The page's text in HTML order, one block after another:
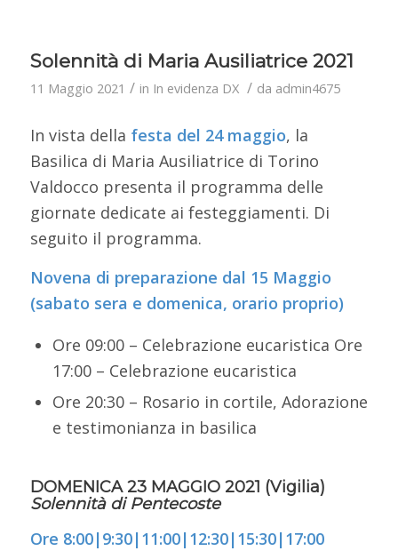
Solennità di Maria Ausiliatrice 2021
11 Maggio 2021 / in In evidenza DX / da admin4675
In vista della festa del 24 maggio, la
Basilica di Maria Ausiliatrice di Torino
Valdocco presenta il programma delle
giornate dedicate ai festeggiamenti. Di
seguito il programma.
Novena di preparazione dal 15 Maggio
(sabato sera e domenica, orario proprio)
Ore 09:00 – Celebrazione eucaristica Ore
17:00 – Celebrazione eucaristica
Ore 20:30 – Rosario in cortile, Adorazione
e testimonianza in basilica
DOMENICA 23 MAGGIO 2021 (Vigilia)
Solennità di Pentecoste
Ore 8:00|9:30|11:00|12:30|15:30| 17:00